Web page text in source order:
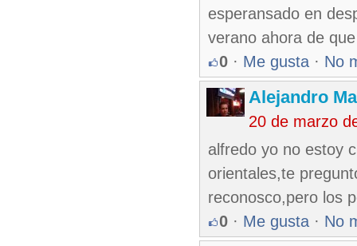
esperansado en
verano ahora de
0 · Me gusta · No
Alejandro
20 de marzo
alfredo yo no estoy
orientales,te
reconosco,pero los
0 · Me gusta · No